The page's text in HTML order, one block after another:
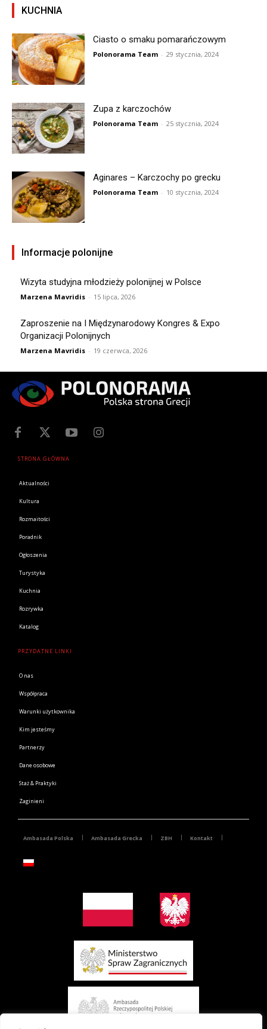
KUCHNIA
Ciasto o smaku pomarańczowym
Polonorama Team - 29 stycznia, 2024
Zupa z karczochów
Polonorama Team - 25 stycznia, 2024
Aginares – Karczochy po grecku
Polonorama Team - 10 stycznia, 2024
Informacje polonijne
Wizyta studyjna młodzieży polonijnej w Polsce
Marzena Mavridis - 15 lipca, 2026
Zaproszenie na I Międzynarodowy Kongres & Expo
Organizacji Polonijnych
Marzena Mavridis - 19 czerwca, 2026
STRONA GŁÓWNA
Aktualności
Kultura
Rozmaitości
Poradnik
Ogłoszenia
Turystyka
Kuchnia
Rozrywka
Katalog
PRZYDATNE LINKI
O nas
Współpraca
Warunki użytkownika
Kim jesteśmy
Partnerzy
Dane osobowe
Staż & Praktyki
Zaginieni
Ambasada Polska Ambasada Grecka ZBH Kontakt